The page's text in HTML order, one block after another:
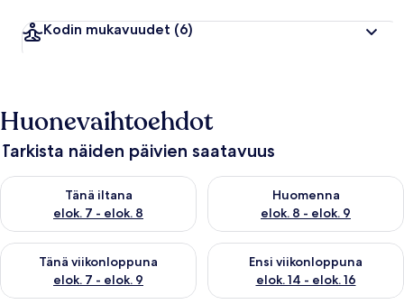
s
a
Kodin mukavuudet (6)
Huonevaihtoehdot
Tarkista näiden päivien saatavuus
Tänä iltana
elok. 7 - elok. 8
Tarkista tämän illan saatavuus elok. 7 - elok. 8
Huomenna
elok. 8 - elok. 9
Tarkista huomisen saatavuus
Tänä viikonloppuna
elok. 7 - elok. 9
Tarkista tämän viikonlopun saatavuus elok. 7 - elok. 9
Ensi viikonloppuna
elok. 14 - elok. 16
Tarkista ensi viikonlopun